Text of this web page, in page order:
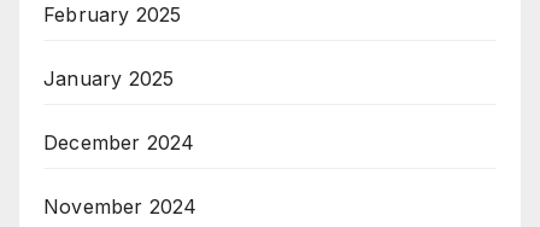
February 2025
January 2025
December 2024
November 2024